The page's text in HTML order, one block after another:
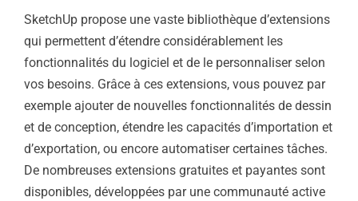
SketchUp propose une vaste bibliothèque d’extensions
qui permettent d’étendre considérablement les
fonctionnalités du logiciel et de le personnaliser selon
vos besoins. Grâce à ces extensions, vous pouvez par
exemple ajouter de nouvelles fonctionnalités de dessin
et de conception, étendre les capacités d’importation et
d’exportation, ou encore automatiser certaines tâches.
De nombreuses extensions gratuites et payantes sont
disponibles, développées par une communauté active